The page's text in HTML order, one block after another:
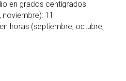
en grados centígrados
11
horas (septiembre, octubre,